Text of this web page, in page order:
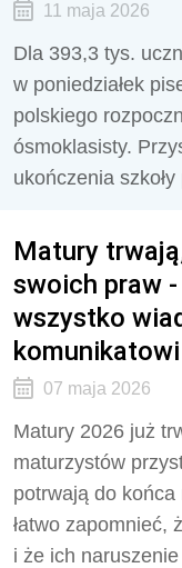
11 maja 2026
Dla 393,3 tys.
w poniedziałek
polskiego
ósmoklasisty.
ukończenia
Matury
swoich praw
wszystko
komunikatowi
07 maja 2026
Matury 2026 już
maturzystów
potrwają do
łatwo zapomnieć,
i że ich